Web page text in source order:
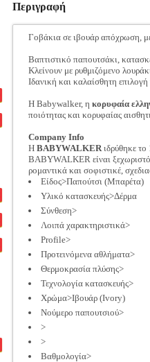
Περιγραφή
Γοβάκια σε ιβουάρ απόχρωση,
Βαπτιστικό παπουτσάκι,
Κλείνουν με ρυθμιζόμενο
Ιδανική και καλαίσθητη
Η Babywalker, η κορυφαία
ποιότητας και κορυφαίας
Company Info
Η BABYWALKERιδρύθηκε το
BABYWALKER είναι
ρομαντικά και σοφιστικέ,
Είδος>Παπούτσι (Μπαρέτα)
Υλικό κατασκευής>Δέρμα
Σύνθεση>
Λοιπά χαρακτηριστικά>
Profile>
Προτεινόμενα αθλήματα>
Θερμοκρασία πλύσης>
Τεχνολογία κατασκευής>
Χρώμα>Ιβουάρ (Ivory)
Νούμερο παπουτσιού>
>
>
Βαθμολογία>